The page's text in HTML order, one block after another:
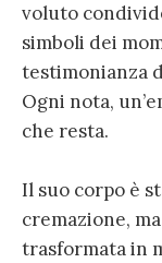
voluto
simboli dei
testimonianza
Ogni nota,
che resta.
Il suo corpo è
cremazione,
trasformata in